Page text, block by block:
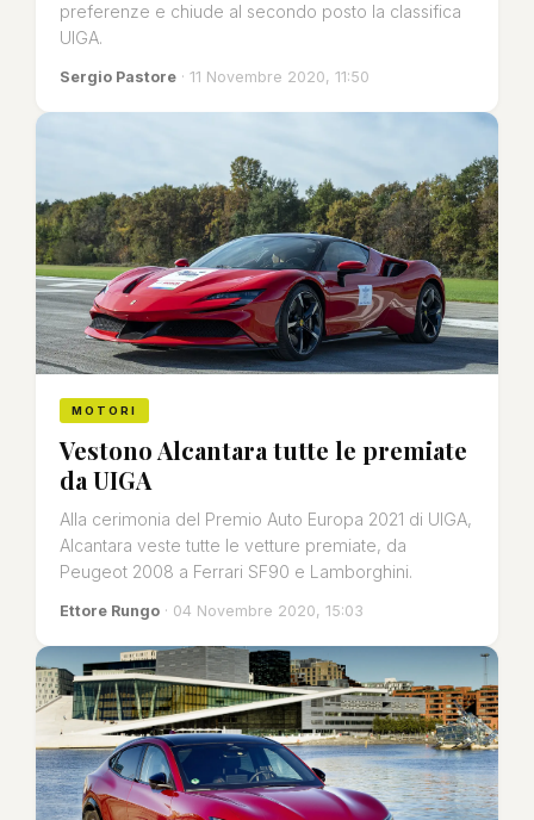
preferenze e chiude al secondo posto la classifica
UIGA.
Sergio Pastore · 11 Novembre 2020, 11:50
MOTORI
Vestono Alcantara tutte le premiate
da UIGA
Alla cerimonia del Premio Auto Europa 2021 di UIGA,
Alcantara veste tutte le vetture premiate, da
Peugeot 2008 a Ferrari SF90 e Lamborghini.
Ettore Rungo · 04 Novembre 2020, 15:03